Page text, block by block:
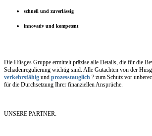
schnell und zuverlässig
innovativ und kompetent
Die Hüsges Gruppe ermittelt präzise alle Details, die für die
Schadenregulierung wichtig sind. Alle Gutachten von der
verkehrsfähig und prozesstauglich ? zum Schutz vor
für die Durchsetzung Ihrer finanziellen Ansprüche.
UNSERE PARTNER: